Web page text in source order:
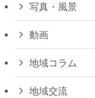
写真・風景
動画
地域コラム
地域交流